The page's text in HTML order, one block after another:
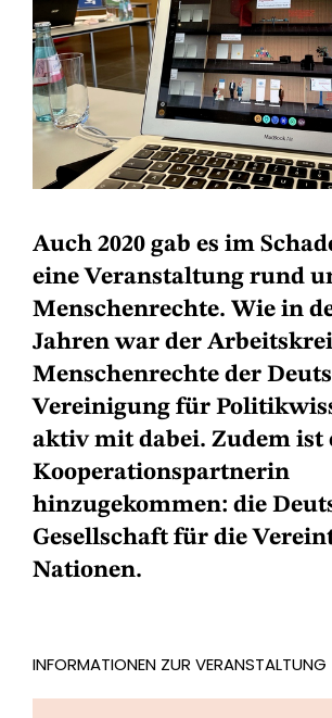
Auch 2020 gab es im
eine Veranstaltung rund
Menschenrechte. Wie in
Jahren war der
Menschenrechte der
Vereinigung für
aktiv mit dabei. Zudem ist
Kooperationspartnerin
hinzugekommen: die
Gesellschaft für die
Nationen.
INFORMATIONEN ZUR VERANSTALTUNG